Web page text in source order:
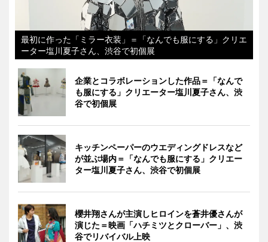
最初に作った「ミラー衣装」＝「なんでも服にする」クリエ
ーター塩川夏子さん、渋谷で初個展
企業とコラボレーションした作品＝「なんで
も服にする」クリエーター塩川夏子さん、渋
谷で初個展
キッチンペーパーのウエディングドレスなど
が並ぶ場内＝「なんでも服にする」クリエー
ター塩川夏子さん、渋谷で初個展
櫻井翔さんが主演しヒロインを蒼井優さんが
演じた＝映画「ハチミツとクローバー」、渋
谷でリバイバル上映